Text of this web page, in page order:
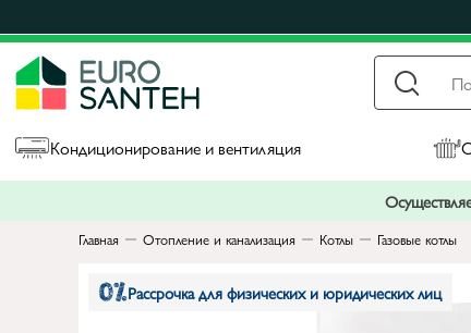
Кондиционирование и вентиляция
Главная Отопление и канализация Котлы Газовые котлы
Рассрочка для физических и юридических лиц